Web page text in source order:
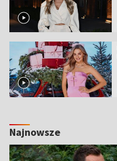
Najnowsze